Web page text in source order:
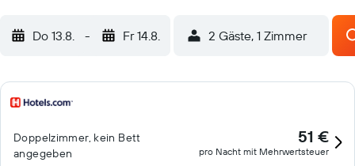
Do 13.8. - Fr 14.8. 2 Gäste, 1 Zimmer
Doppelzimmer, kein Bett
angegeben
51 €
pro Nacht mit Mehrwertsteuer